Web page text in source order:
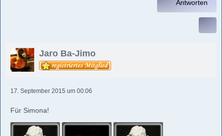
Antworten
Jaro Ba-Jimo
17. September 2015 um 00:06
Für Simona!